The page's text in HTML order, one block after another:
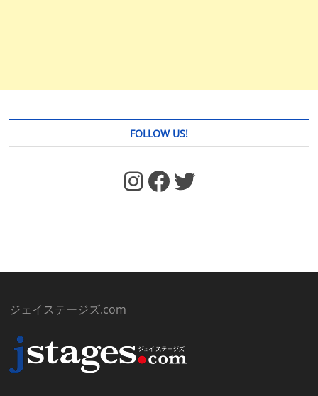
FOLLOW US!
https://www.facebook.com/jstages/ Facebook Twitter
ジェイステージズ.com